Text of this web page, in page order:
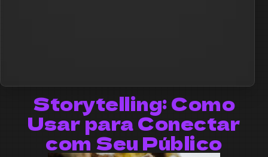
Storytelling: Como
Usar para Conectar
com Seu Público